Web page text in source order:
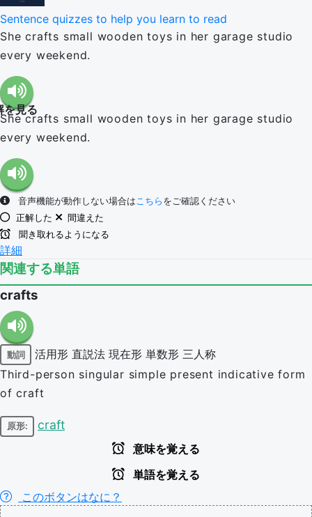
Sentence quizzes to help you learn to read
She crafts small wooden toys in her garage studio
every weekend.
を見る
She crafts small wooden toys in her garage studio
every weekend.
音声機能が動作しない場合はこちら をご確認ください
正解した
間違えた
聞き取れるようになる
詳細
関連する単語
crafts
動詞 活用形 直説法 現在形 単数形 三人称
Third-person singular simple present indicative form
of craft
原形: craft
意味を覚える
単語を覚える
このボタンはなに？